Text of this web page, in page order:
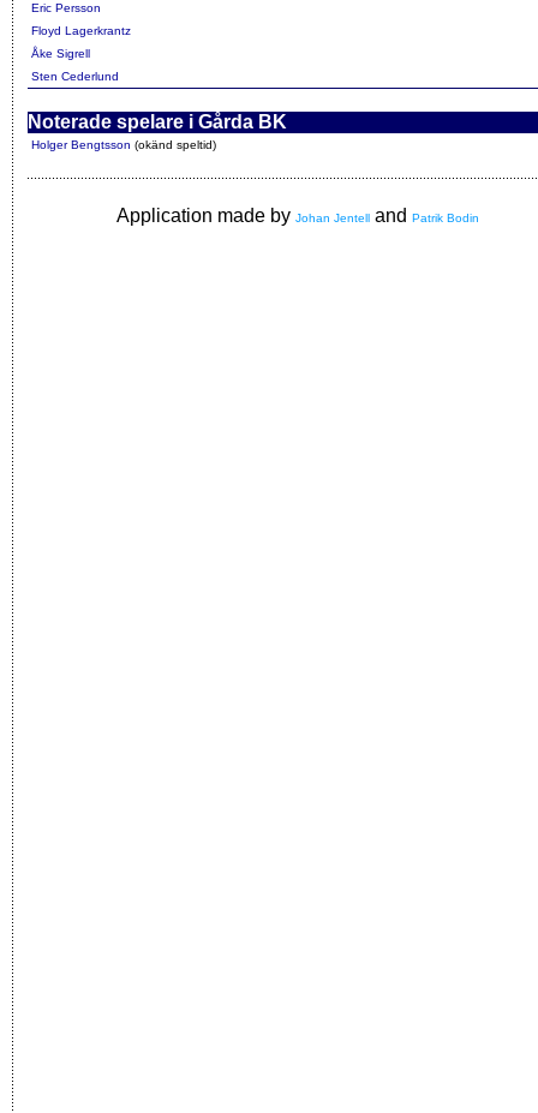
Eric Persson
Floyd Lagerkrantz
Åke Sigrell
Sten Cederlund
Noterade spelare i Gårda BK
Holger Bengtsson (okänd speltid)
Application made by Johan Jentell and Patrik Bodin